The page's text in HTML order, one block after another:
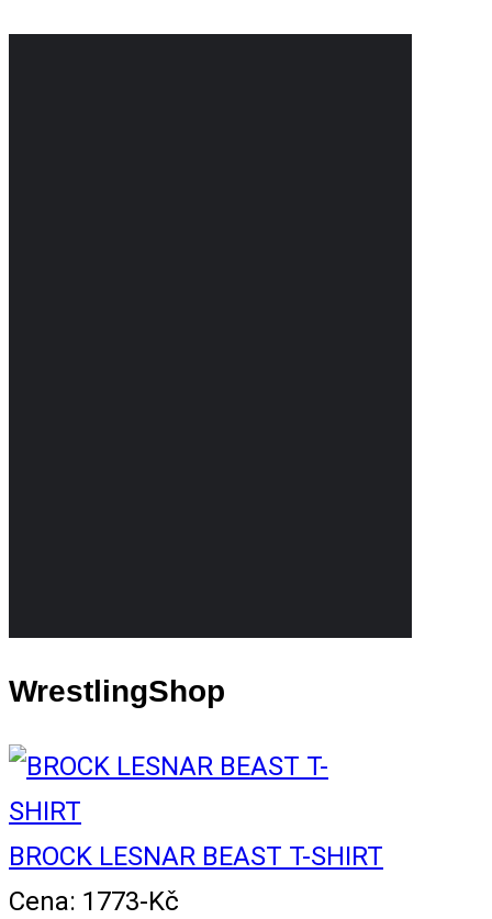
WrestlingShop
BROCK LESNAR BEAST T-SHIRT
Cena: 1773-Kč